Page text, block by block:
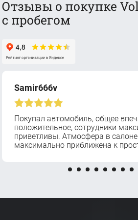
Отзывы о покупке
с пробегом
Samir666v
Покупал автомобиль, общее
положительное, сотрудники
приветливы. Атмосфера в
максимально приближена к